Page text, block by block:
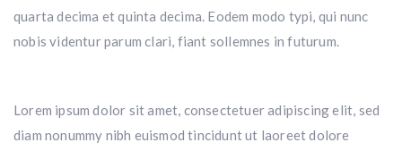
quarta decima et quinta decima. Eodem modo typi, qui nunc
nobis videntur parum clari, fiant sollemnes in futurum.
Lorem ipsum dolor sit amet, consectetuer adipiscing elit, sed
diam nonummy nibh euismod tincidunt ut laoreet dolore